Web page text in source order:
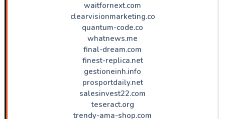
waitfornext.com
clearvisionmarketing.co
quantum-code.co
whatnews.me
final-dream.com
finest-replica.net
gestioneinh.info
prosportdaily.net
salesinvest22.com
teseract.org
trendy-ama-shop.com